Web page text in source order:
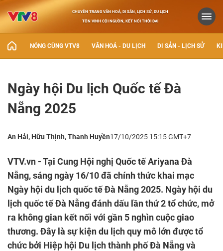
CHUYÊN TRANG VĂN HOÁ, DI SẢN, LỊCH SỬ, DU LỊCH
TÔN VINH CỘI NGUỒN, KẾT NỐI THỜI ĐẠI
NÓNG CÙNG VTV8 VĂN HOÁ - DU LỊCH DI SẢN - LỊCH SỬ
Ngày hội Du lịch Quốc tế Đà
Nẵng 2025
An Hải, Hữu Thịnh, Thanh Huyền17/10/2025 15:15 GMT+7
VTV.vn - Tại Cung Hội nghị Quốc tế Ariyana Đà
Nẵng, sáng ngày 16/10 đã chính thức khai mạc
Ngày hội du lịch quốc tế Đà Nẵng 2025. Ngày hội du
lịch quốc tế Đà Nẵng đánh dấu lần thứ 2 tổ chức, mở
ra không gian kết nối với gần 5 nghìn cuộc giao
thương. Đây là sự kiện du lịch quy mô lớn được tổ
chức bởi Hiệp hội Du lịch thành phố Đà Nẵng và